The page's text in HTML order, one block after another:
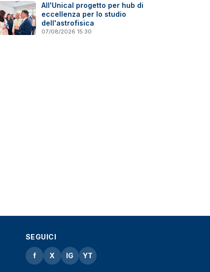
All'Unical progetto per hub di
eccellenza per lo studio
dell'astrofisica
07/08/2026 15:30
SEGUICI
f X IG YT